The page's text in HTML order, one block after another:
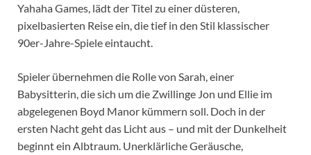
Yahaha Games, lädt der Titel zu einer düsteren,
pixelbasierten Reise ein, die tief in den Stil klassischer
90er-Jahre-Spiele eintaucht.
Spieler übernehmen die Rolle von Sarah, einer
Babysitterin, die sich um die Zwillinge Jon und Ellie im
abgelegenen Boyd Manor kümmern soll. Doch in der
ersten Nacht geht das Licht aus – und mit der Dunkelheit
beginnt ein Albtraum. Unerklärliche Geräusche,